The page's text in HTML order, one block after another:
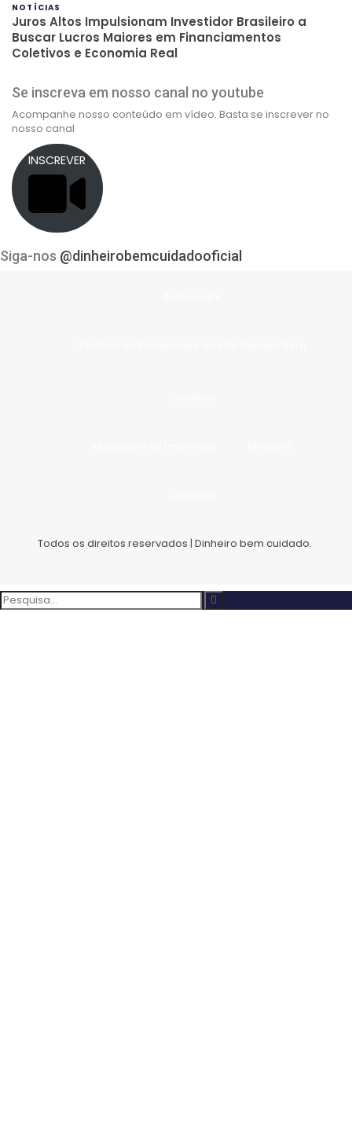
NOTÍCIAS
Juros Altos Impulsionam Investidor Brasileiro a
Buscar Lucros Maiores em Financiamentos
Coletivos e Economia Real
Se inscreva em nosso canal no youtube
Acompanhe nosso conteúdo em vídeo. Basta se inscrever no
nosso canal
INSCREVER
Siga-nos @dinheirobemcuidadooficial
Todos os direitos reservados | Dinheiro bem cuidado.